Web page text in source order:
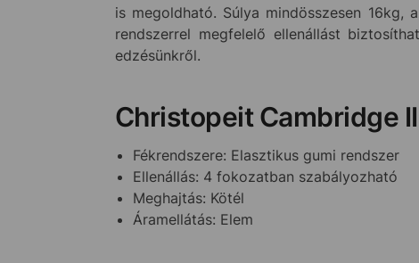
is megoldható. Súlya mindösszesen 16kg,
rendszerrel megfelelő ellenállást
edzésünkről.
Christopeit Cambridge
Fékrendszere: Elasztikus gumi rendszer
Ellenállás: 4 fokozatban szabályozható
Meghajtás: Kötél
Áramellátás: Elem